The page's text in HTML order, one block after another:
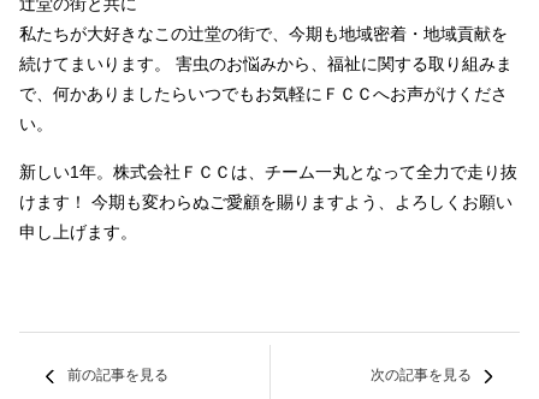
私たちが大好きなこの辻堂の街で、今期も地域密着・地域貢献を
続けてまいります。 害虫のお悩みから、福祉に関する取り組みま
で、何かありましたらいつでもお気軽にＦＣＣへお声がけくださ
い。
新しい1年。株式会社ＦＣＣは、チーム一丸となって全力で走り抜
けます！ 今期も変わらぬご愛顧を賜りますよう、よろしくお願い
申し上げます。
前の記事を見る 次の記事を見る